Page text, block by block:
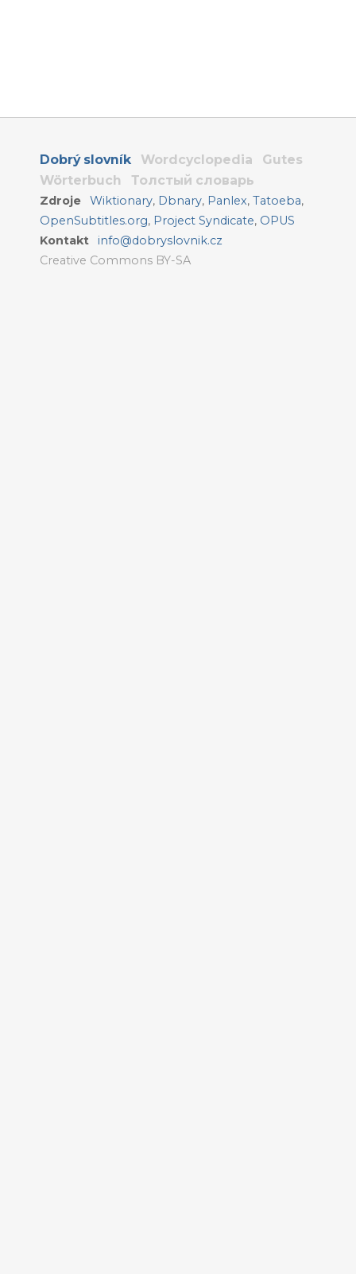
Dobrý slovník Wordcyclopedia
Gutes
Wörterbuch
Толстый словарь
Zdroje Wiktionary, Dbnary, Panlex,Tatoeba,
OpenSubtitles.org, Project Syndicate, OPUS
Kontakt
info@dobryslovnik.cz
Creative Commons BY-SA